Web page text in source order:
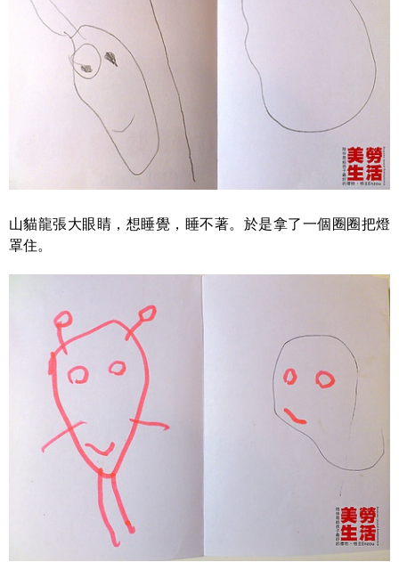
山貓龍張大眼睛，想睡覺，睡不著。於是拿了一個圈圈把燈
罩住。